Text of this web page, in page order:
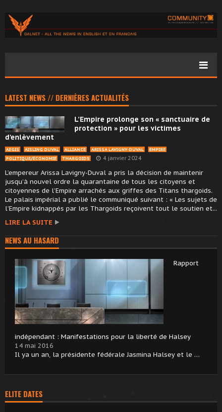
LATEST NEWS // DERNIÈRES ACTUALITÉS
L’Empire prolonge son « sanctuaire de
protection » pour les victimes
d’enlèvement
AEGIS AISLING DUVAL ALLIANCE ARISSA LAVIGNY-DUVAL
EMPIRE
POLITIQUE/ÉCONOMIE
THARGOIDS 4 janvier 2024
L’empereur Arissa Lavigny-Duval a pris la décision de maintenir
jusqu’à nouvel ordre la quarantaine de tous les citoyens et
citoyennes de l’Empire arrachés aux griffes des Titans thargoids.
Le palais impérial a publié le communiqué suivant : « Les sujets de
l’Empire kidnappés par les Thargoids reçoivent tout le soutien et...
LIRE LA SUITE
NEWS AU HASARD
Rapport
indépendant : Manifestations pour la liberté de Halsey
14 mai 2016
Il ya un an, la présidente fédérale Jasmina Halsey et le …
ELITE DATES